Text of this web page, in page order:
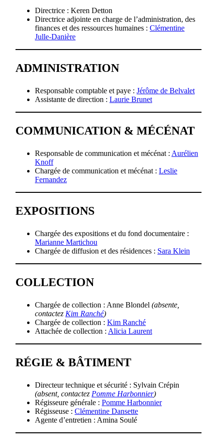
Directrice : Keren Detton
Directrice adjointe en charge de l’administration, des
finances et des ressources humaines : Clémentine
Julle-Danière
ADMINISTRATION
Responsable comptable et paye : Jérôme de Belvalet
Assistante de direction : Laurie Brunet
COMMUNICATION & MÉCÉNAT
Responsable de communication et mécénat : Aurélien
Knoff
Chargée de communication et mécénat : Leslie
Fernandez
EXPOSITIONS
Chargée des expositions et du fond documentaire :
Marianne Martichou
Chargée de diffusion et des résidences : Sara Klein
COLLECTION
Chargée de collection : Anne Blondel (absente,
contactez Kim Ranché)
Chargée de collection : Kim Ranché
Attachée de collection : Alicia Laurent
RÉGIE & BÂTIMENT
Directeur technique et sécurité : Sylvain Crépin
(absent, contactez Pomme Harbonnier)
Régisseure générale : Pomme Harbonnier
Régisseuse : Clémentine Dansette
Agente d’entretien : Amina Soulé